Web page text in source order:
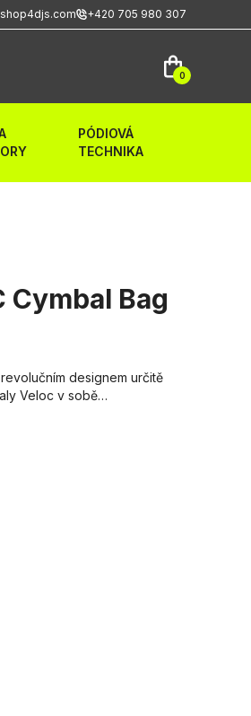
+420 705 980 307
0
PÓDIOVÁ
TECHNIKA
Cymbal Bag
designem určitě
Veloc v sobě…